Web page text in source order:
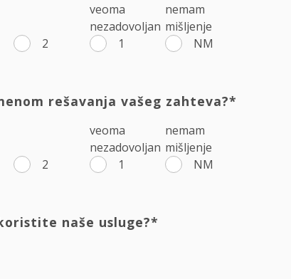
2
veoma
nezadovoljan
1
nemam
mišljenje
NM
rešavanja vašeg zahteva?*
2
veoma
nezadovoljan
1
nemam
mišljenje
NM
naše usluge?*